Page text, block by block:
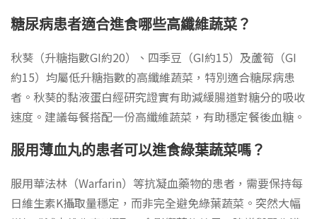
糖尿病患者適合進食哪些高纖維蔬菜？
秋葵（升糖指數GI約20）、四季豆（GI約15）及蘆筍（GI
約15）均屬低升糖指數的高纖維蔬菜，特別適合糖尿病患
者。秋葵的黏液蛋白經研究證實有助減緩腸道對糖分的吸收
速度。建議每餐搭配一份高纖維蔬菜，有助穩定餐後血糖。
服用薄血丸的患者可以進食綠葉蔬菜嗎？
服用華法林（Warfarin）等抗凝血藥物的患者，需要保持每
日維生素K攝取量穩定，而非完全避免綠葉蔬菜。突然大幅